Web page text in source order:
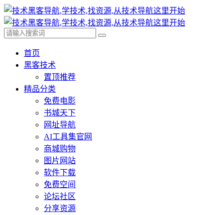
首页
黑客技术
置顶推荐
精品分类
免费电影
书城天下
网址导航
AI工具集官网
商城购物
图片网站
软件下载
免费空间
论坛社区
分享资源